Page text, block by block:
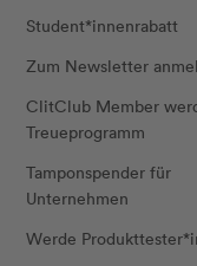
Student*innenrabatt
Zum Newsletter
ClitClub Member
Treueprogramm
Tamponspender für
Unternehmen
Werde